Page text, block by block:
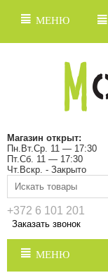
МЕНЮ
Магазин открыт:
Пн.Вт.Ср. 11 — 17:30
Пт.Сб. 11 — 17:30
Чт.Вскр. - Закрыто
+372 6 101 201
Заказать звонок
МЕНЮ